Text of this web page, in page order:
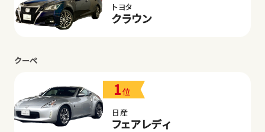
トヨタ
クラウン
クーペ
1位
日産
フェアレディ